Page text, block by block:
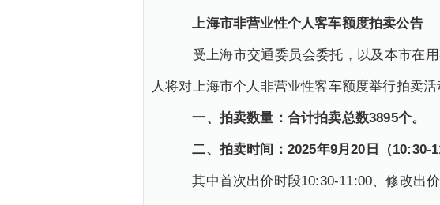
上海市非营业性个人客车额度拍卖公告
受上海市交通委员会委托，以及本市在用
人将对上海市个人非营业性客车额度举行拍卖活
一、拍卖数量：合计拍卖总数3895个。
二、拍卖时间：2025年9月20日（10:30-
其中首次出价时段10:30-11:00、修改出价